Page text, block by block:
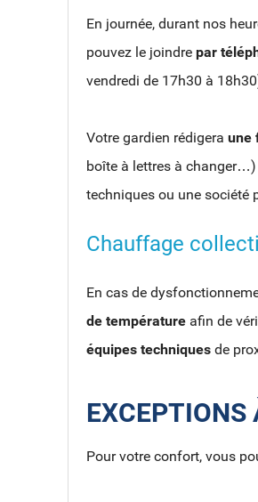
En journée, durant nos
pouvez le joindre par
vendredi de 17h30 à
Votre gardien rédigera une
boîte à lettres à
techniques ou une société
Chauffage
En cas de
de température afin de
équipes techniques de
EXCEPTIONS
Pour votre confort, vous